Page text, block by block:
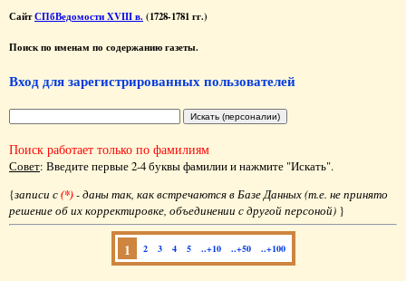
СайтСПбВедомости XVIII в. (1728-1781 гг.)
Поиск по именам по содержанию газеты.
Вход для зарегистрированных пользователей
Поиск работает только по фамилиям
Совет: Введите первые 2-4 буквы фамилии и нажмите "Искать".
{записи с(*)- даны так, как встречаются в Базе Данных (т.е. не принято
решение об их корректировке, объединении с другой персоной) }
1 2 3 4 5 ..+10 ..+50 ..+100